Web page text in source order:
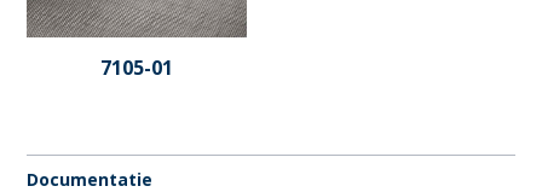
7105-01
Documentatie